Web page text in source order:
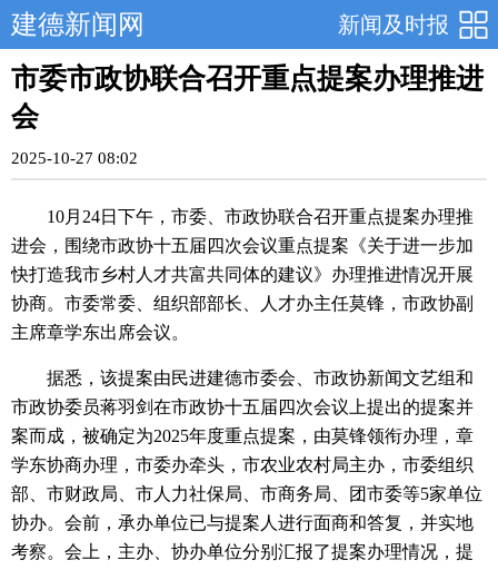
新闻及时报
建德新闻网
市委市政协联合召开重点提案办理推进
会
2025-10-27 08:02
10月24日下午，市委、市政协联合召开重点提案办理推
进会，围绕市政协十五届四次会议重点提案《关于进一步加
快打造我市乡村人才共富共同体的建议》办理推进情况开展
协商。市委常委、组织部部长、人才办主任莫锋，市政协副
主席章学东出席会议。
据悉，该提案由民进建德市委会、市政协新闻文艺组和
市政协委员蒋羽剑在市政协十五届四次会议上提出的提案并
案而成，被确定为2025年度重点提案，由莫锋领衔办理，章
学东协商办理，市委办牵头，市农业农村局主办，市委组织
部、市财政局、市人力社保局、市商务局、团市委等5家单位
协办。会前，承办单位已与提案人进行面商和答复，并实地
考察。会上，主办、协办单位分别汇报了提案办理情况，提